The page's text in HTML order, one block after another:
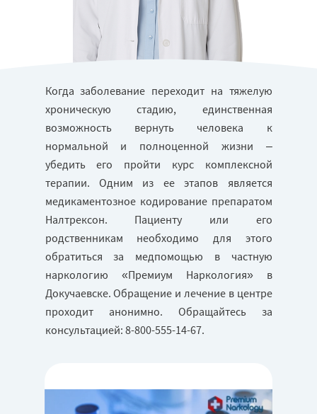
Когда заболевание переходит на тяжелую
хроническую стадию, единственная
возможность вернуть человека к
нормальной и полноценной жизни –
убедить его пройти курс комплексной
терапии. Одним из ее этапов является
медикаментозное кодирование препаратом
Налтрексон. Пациенту или его
родственникам необходимо для этого
обратиться за медпомощью в частную
наркологию «Премиум Наркология» в
Докучаевске. Обращение и лечение в центре
проходит анонимно. Обращайтесь за
консультацией: 8-800-555-14-67.